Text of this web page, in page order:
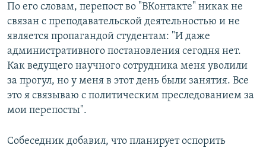
По его словам, перепост во "ВКонтакте" никак не
связан с преподавательской деятельностью и не
является пропагандой студентам: "И даже
административного постановления сегодня нет.
Как ведущего научного сотрудника меня уволили
за прогул, но у меня в этот день были занятия. Все
это я связываю с политическим преследованием за
мои перепосты".
Собеседник добавил, что планирует оспорить